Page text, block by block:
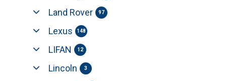
Land Rover 97
Lexus 148
LIFAN 12
Lincoln 3